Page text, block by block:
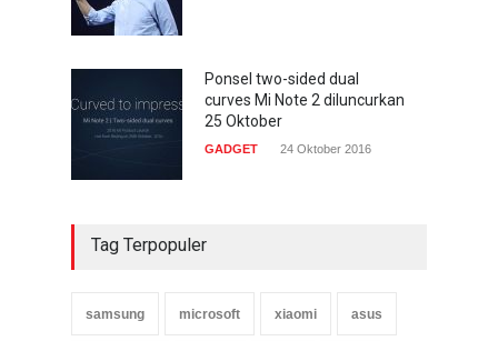
Ponsel two-sided dual
curves Mi Note 2 diluncurkan
25 Oktober
GADGET 24 Oktober 2016
Tag Terpopuler
samsung microsoft xiaomi asus